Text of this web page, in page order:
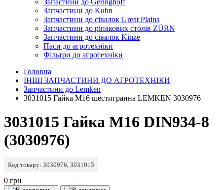
Запастини до Geringhoff
Запчастини до Kuhn
Запчастини до сівалок Great Plains
Запчастини до ріпакових столів ZÜRN
Запчастини до сівалок Kinze
Паси до агротехніки
Фільтри до агротехніки
Головна
ІНШІ ЗАПЧАСТИНИ ДО АГРОТЕХНІКИ
Запчастини до Lemken
3031015 Гайка М16 шестигранна LEMKEN 3030976
3031015 Гайка M16 DIN934-8
(3030976)
Код товару: 3030976, 3031015
0 грн